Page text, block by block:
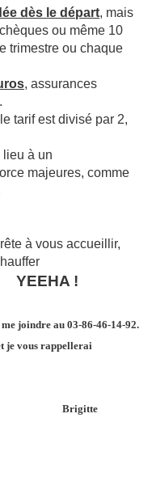
dès le départ, mais
ou même 10
trimestre ou chaque
, assurances
tarif est divisé par 2,
lieu à un
majeures, comme
à vous accueillir,
YEEHA !
joindre au 03-86-46-14-92.
je vous rappellerai